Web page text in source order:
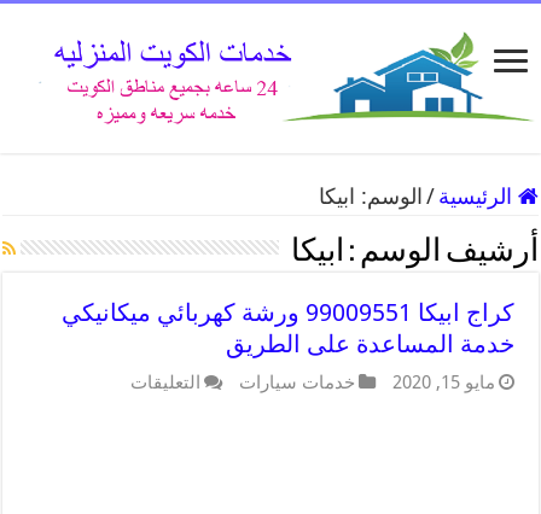
الرئيسية / الوسم: ابيكا
أرشيف الوسم : ابيكا
كراج ابيكا 99009551 ورشة كهربائي ميكانيكي
خدمة المساعدة على الطريق
مايو 15, 2020 خدمات سيارات التعليقات